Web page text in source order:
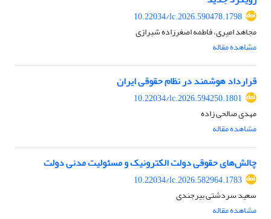
10.22034/lc.2026.590478.1798
مجاهد امیری، فاطمه اصغرزاده شیرازی
مشاهده مقاله
قرارداد هوشمند در نظام حقوقی ایران
10.22034/lc.2026.594250.1801
مهدی صالحی زاده
مشاهده مقاله
چالش‌های حقوقی دولت الکترونیک و مسئولیت مدنی دولت
10.22034/lc.2026.582964.1783
سعید سردشتی بیرجندی
مشاهده مقاله